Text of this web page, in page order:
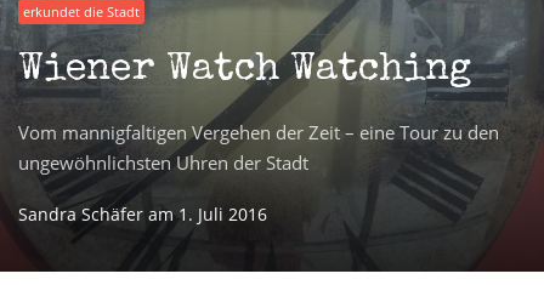
erkundet die Stadt
Wiener Watch Watching
Vom mannigfaltigen Vergehen der Zeit – eine Tour zu den
ungewöhnlichsten Uhren der Stadt
Sandra Schäfer am 1. Juli 2016